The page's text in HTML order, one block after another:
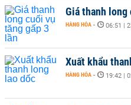
Giá thanh long
HÀNG HÓA - 06:51 |
Xuất khẩu
HÀNG HÓA - 19:42 |